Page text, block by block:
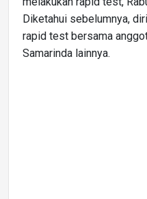
Diketahui sebelumnya,
rapid test bersama
Samarinda lainnya.